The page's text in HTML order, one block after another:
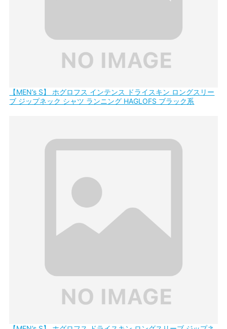
【MEN’s S】 ホグロフス インテンス ドライスキン ロングスリー
ブ ジップネック シャツ ランニング HAGLOFS ブラック系